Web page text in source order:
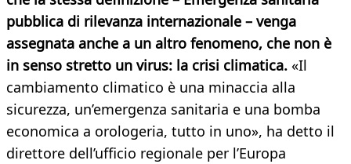
pubblica di rilevanza internazionale – venga
assegnata anche a un altro fenomeno, che non è
in senso stretto un virus: la crisi climatica. «Il
cambiamento climatico è una minaccia alla
sicurezza, un’emergenza sanitaria e una bomba
economica a orologeria, tutto in uno», ha detto il
direttore dell’ufficio regionale per l’Europa